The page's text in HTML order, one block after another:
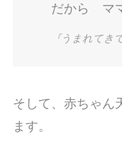
だから マ
『うまれて
そして、赤ちゃん
ます。